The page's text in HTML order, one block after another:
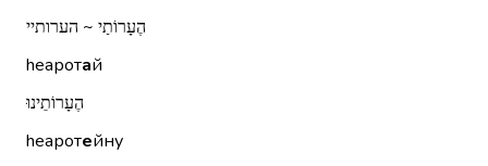
הֶעָרוֹתַי ~ הערותיי
hеаротай
הֶעָרוֹתֵינוּ
hеаротейну